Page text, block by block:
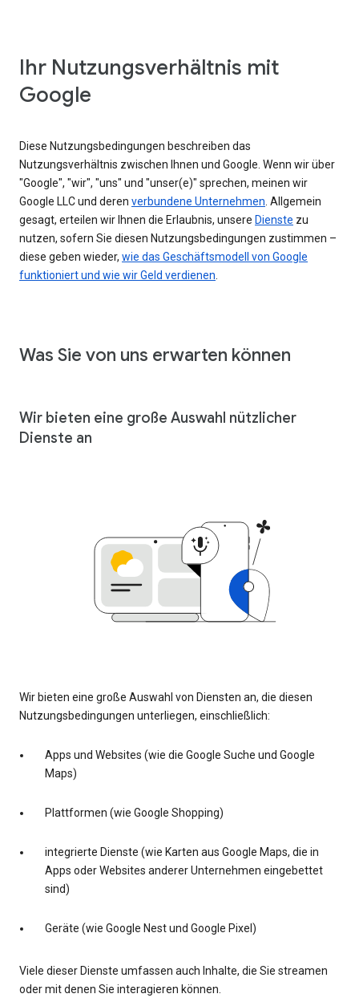
Ihr Nutzungsverhältnis mit
Google
Diese Nutzungsbedingungen beschreiben das
Nutzungsverhältnis zwischen Ihnen und Google. Wenn wir über
"Google", "wir", "uns" und "unser(e)" sprechen, meinen wir
Google LLC und deren verbundene Unternehmen . Allgemein
gesagt, erteilen wir Ihnen die Erlaubnis, unsere Dienste zu
nutzen, sofern Sie diesen Nutzungsbedingungen zustimmen –
diese geben wieder, wie das Geschäftsmodell von Google
funktioniert und wie wir Geld verdienen
Was Sie von uns erwarten können
Wir bieten eine große Auswahl nützlicher
Dienste an
Wir bieten eine große Auswahl von Diensten an, die diesen
Nutzungsbedingungen unterliegen, einschließlich:
Apps und Websites (wie die Google Suche und Google
Maps)
Plattformen (wie Google Shopping)
integrierte Dienste (wie Karten aus Google Maps, die in
Apps oder Websites anderer Unternehmen eingebettet
sind)
Geräte (wie Google Nest und Google Pixel)
Viele dieser Dienste umfassen auch Inhalte, die Sie streamen
oder mit denen Sie interagieren können.